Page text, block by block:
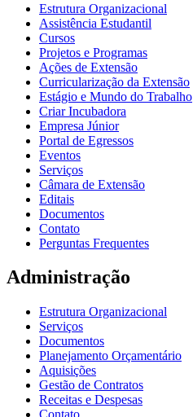
Estrutura Organizacional
Assistência Estudantil
Cursos
Projetos e Programas
Ações de Extensão
Curricularização da Extensão
Estágio e Mundo do Trabalho
Criar Incubadora
Empresa Júnior
Portal de Egressos
Eventos
Serviços
Câmara de Extensão
Editais
Documentos
Contato
Perguntas Frequentes
Administração
Estrutura Organizacional
Serviços
Documentos
Planejamento Orçamentário
Aquisições
Gestão de Contratos
Receitas e Despesas